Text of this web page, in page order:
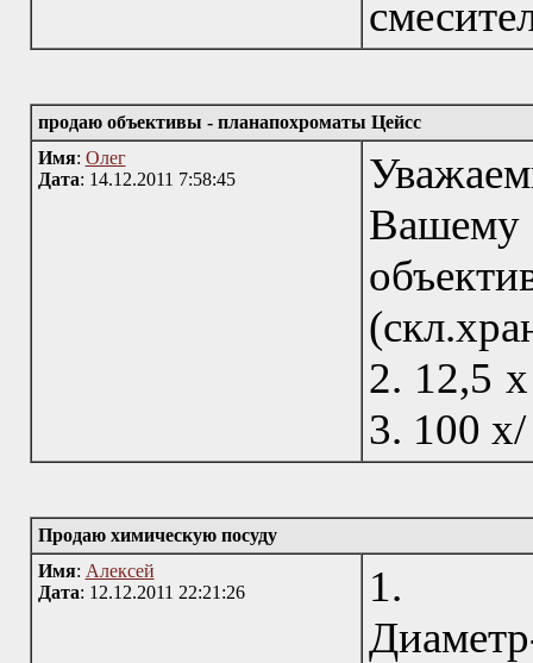
продаю объективы - планапохроматы Цейсс
Имя: Олег
Дата: 14.12.2011 7:58:45
Вашему
2. 12,5
3. 100
Продаю химическую посуду
Имя: Алексей
Дата: 12.12.2011 22:21:26
1.